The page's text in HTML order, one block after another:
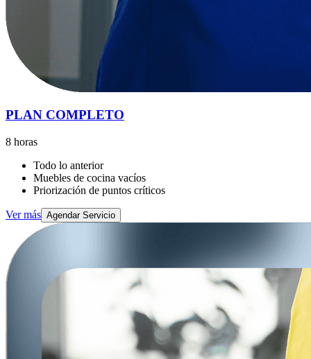
PLAN COMPLETO
8 horas
Todo lo anterior
Muebles de cocina vacíos
Priorización de puntos críticos
Ver más Agendar Servicio